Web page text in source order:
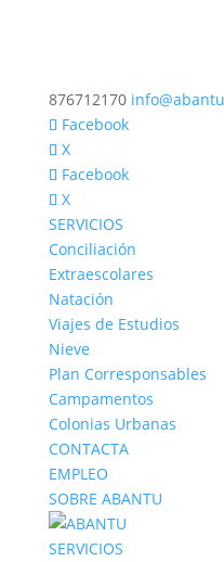
876712170
Facebook
X
Facebook
X
SERVICIOS
Conciliación
Extraescolares
Natación
Viajes de Estudios
Nieve
Plan Corresponsables
Campamentos
Colonias Urbanas
CONTACTA
EMPLEO
SOBRE ABANTU
SERVICIOS